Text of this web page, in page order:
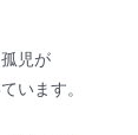
児が
います。